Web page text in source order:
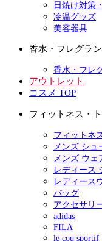
日焼け対策
冷温グッズ
美容器具
香水・フレグラ
香水・フレ
アウトレット
コスメ TOP
フィットネス・
フィットネ
メンズ シュ
メンズ ウェ
レディース
レディース
バッグ
アクセサリ
adidas
FILA
le coq sportif